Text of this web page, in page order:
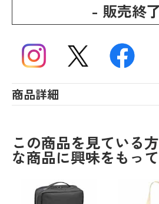
- 販売終
商品詳細
この商品を見ている
な商品に興味をもっ